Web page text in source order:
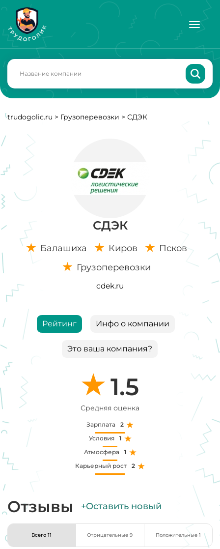
trudogolic.ru > Грузоперевозки > СДЭК
СДЭК
Балашиха Киров
Псков
Грузоперевозки
cdek.ru
Рейтинг Инфо о компании
Это ваша компания?
1.5
Средняя оценка
Зарплата
2
Условия
1
Атмосфера
1
Карьерный рост
2
Отзывы +Оставить новый
Всего 11 Отрицательные 9 Положительные 1